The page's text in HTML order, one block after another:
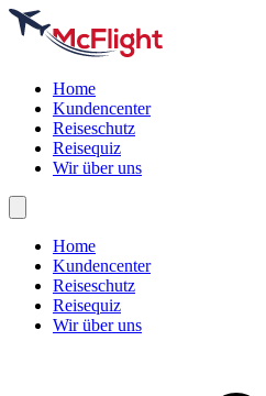
Home
Kundencenter
Reiseschutz
Reisequiz
Wir über uns
Home
Kundencenter
Reiseschutz
Reisequiz
Wir über uns